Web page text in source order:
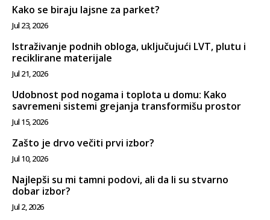
Kako se biraju lajsne za parket?
Jul 23, 2026
Istraživanje podnih obloga, uključujući LVT, plutu i
reciklirane materijale
Jul 21, 2026
Udobnost pod nogama i toplota u domu: Kako
savremeni sistemi grejanja transformišu prostor
Jul 15, 2026
Zašto je drvo večiti prvi izbor?
Jul 10, 2026
Najlepši su mi tamni podovi, ali da li su stvarno
dobar izbor?
Jul 2, 2026